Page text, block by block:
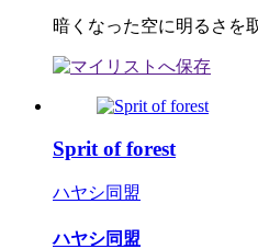
暗くなった空に明るさを
Sprit of forest
ハヤシ同盟
ハヤシ同盟